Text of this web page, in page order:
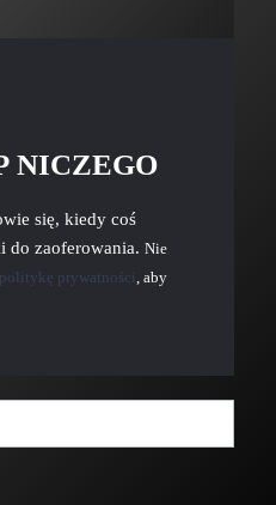
NICZEGO
się, kiedy coś
do zaoferowania. Nie
politykę prywatności, aby